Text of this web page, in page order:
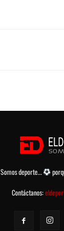
Somos deporte...
Contáctanos: